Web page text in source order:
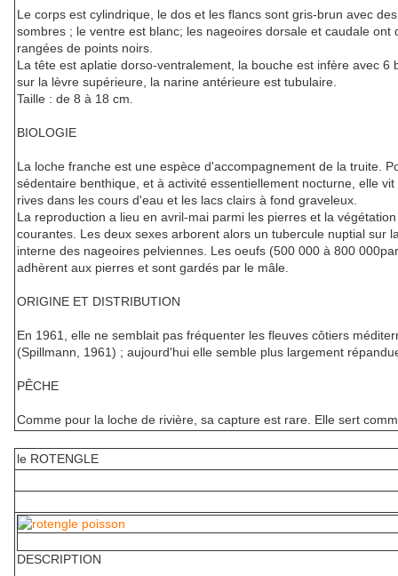
Le corps est cylindrique, le dos et les flancs sont gris-brun avec
sombres ; le ventre est blanc; les nageoires dorsale et caudale ont
rangées de points noirs.
La tête est aplatie dorso-ventralement, la bouche est infère avec 6
sur la lèvre supérieure, la narine antérieure est tubulaire.
Taille : de 8 à 18 cm.
BIOLOGIE
La loche franche est une espèce d'accompagnement de la truite.
sédentaire benthique, et à activité essentiellement nocturne, elle vit
rives dans les cours d'eau et les lacs clairs à fond graveleux.
La reproduction a lieu en avril-mai parmi les pierres et la
courantes. Les deux sexes arborent alors un tubercule nuptial sur
interne des nageoires pelviennes. Les oeufs (500 000 à 800
adhèrent aux pierres et sont gardés par le mâle.
ORIGINE ET DISTRIBUTION
En 1961, elle ne semblait pas fréquenter les fleuves côtiers
(Spillmann, 1961) ; aujourd'hui elle semble plus largement
PÊCHE
Comme pour la loche de rivière, sa capture est rare. Elle sert
le ROTENGLE
DESCRIPTION